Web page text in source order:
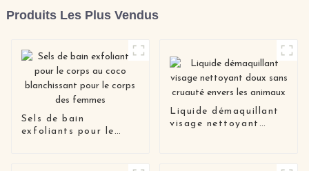
Produits Les Plus Vendus
Sels de bain
exfoliants pour le
Liquide démaquillant
visage nettoyant